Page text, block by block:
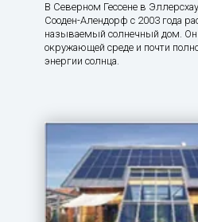
В Северном Гессене в
Сооден-Алендорф с 2003 года
называемый солнечный дом. Он
окружающей среде и почти
энергии солнца.